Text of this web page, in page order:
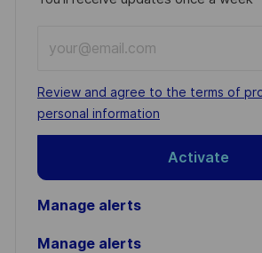
Email
address
(Required)
Required
Review and agree to the terms of
personal information
Activate
Manage alerts
Manage alerts